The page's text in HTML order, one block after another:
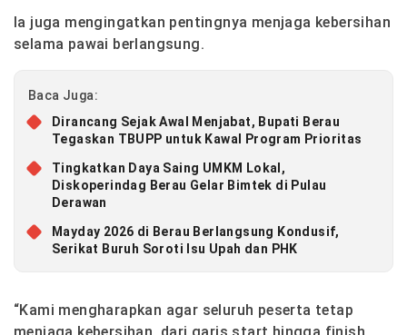
Ia juga mengingatkan pentingnya menjaga kebersihan
selama pawai berlangsung.
Baca Juga:
Dirancang Sejak Awal Menjabat, Bupati Berau
Tegaskan TBUPP untuk Kawal Program Prioritas
Tingkatkan Daya Saing UMKM Lokal,
Diskoperindag Berau Gelar Bimtek di Pulau
Derawan
Mayday 2026 di Berau Berlangsung Kondusif,
Serikat Buruh Soroti Isu Upah dan PHK
“Kami mengharapkan agar seluruh peserta tetap